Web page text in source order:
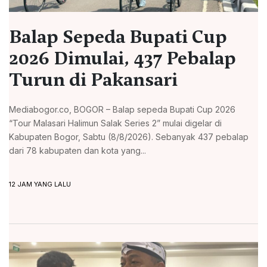
Balap Sepeda Bupati Cup
2026 Dimulai, 437 Pebalap
Turun di Pakansari
Mediabogor.co, BOGOR – Balap sepeda Bupati Cup 2026
“Tour Malasari Halimun Salak Series 2” mulai digelar di
Kabupaten Bogor, Sabtu (8/8/2026). Sebanyak 437 pebalap
dari 78 kabupaten dan kota yang...
12 JAM YANG LALU